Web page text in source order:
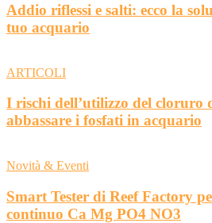
Addio riflessi e salti: ecco la
tuo acquario
ARTICOLI
I rischi dell’utilizzo del cloruro
abbassare i fosfati in acquario
Novità & Eventi
Smart Tester di Reef Factory
continuo Ca Mg PO4 NO3